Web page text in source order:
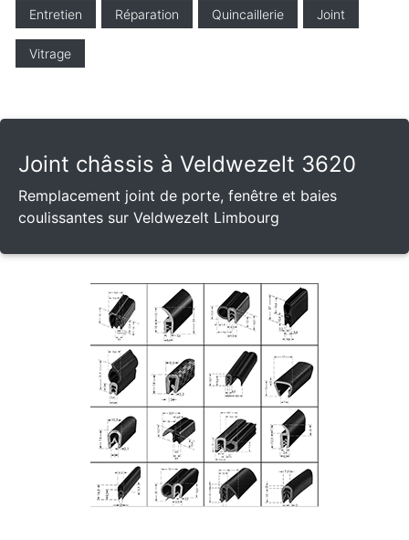
Entretien Réparation Quincaillerie Joint
Vitrage
Joint châssis à Veldwezelt 3620
Remplacement joint de porte, fenêtre et baies
coulissantes sur Veldwezelt Limbourg